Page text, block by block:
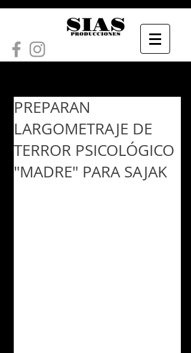
PREPARAN
LARGOMETRAJE DE
TERROR PSICOLÓGICO
"MADRE" PARA SAJAK